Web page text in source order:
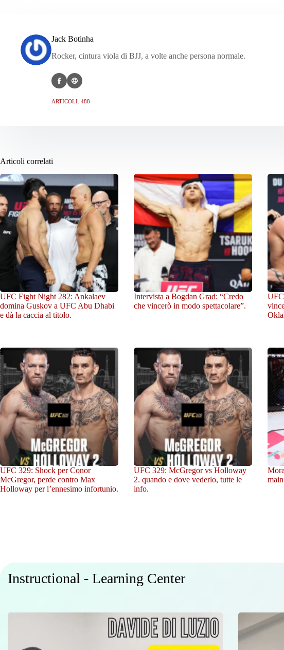
Jack Botinha
Rocker, cintura viola di BJJ, a volte anche persona normale.
ARTICOLI: 488
Articoli correlati
UFC Fight Night 282: Ankalaev
domina Guskov a UFC Abu Dhabi
e dà la caccia al titolo.
Intervista a Bogdan Grad: “Credo
che vincerò in modo spettacolare”.
UFC 329: Shock per Conor
McGregor, perde contro Max
Holloway per l’ennesimo infortunio.
UFC 329: McGregor vs Holloway
2. quando e dove vederlo, tutte le
info.
Instructional - Learning Center